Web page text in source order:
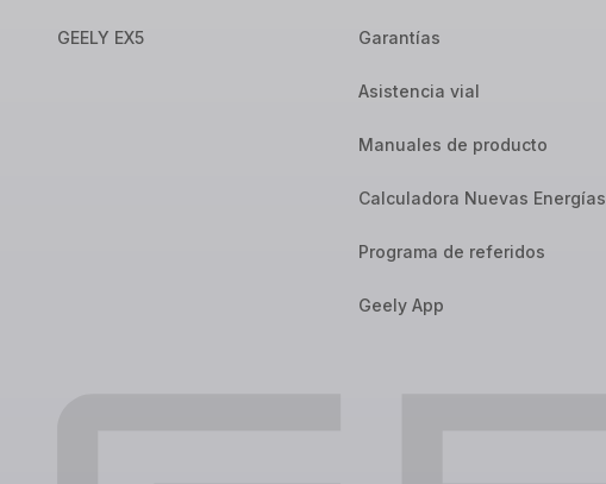
GEELY EX5 Garantías
Asistencia vial
Manuales de producto
Calculadora Nuevas Energías
Programa de referidos
Geely App